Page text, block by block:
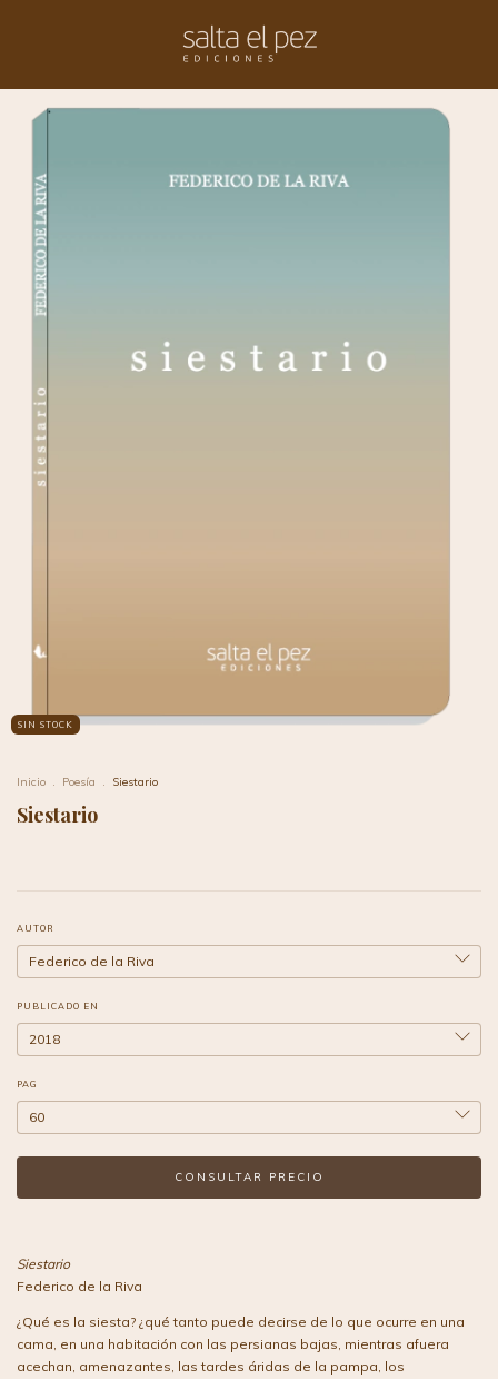
SIN STOCK
Inicio . Poesía . Siestario
Siestario
AUTOR
PUBLICADO EN
PAG
Siestario
Federico de la Riva
¿Qué es la siesta? ¿qué tanto puede decirse de lo que ocurre en una
cama, en una habitación con las persianas bajas, mientras afuera
acechan, amenazantes, las tardes áridas de la pampa, los